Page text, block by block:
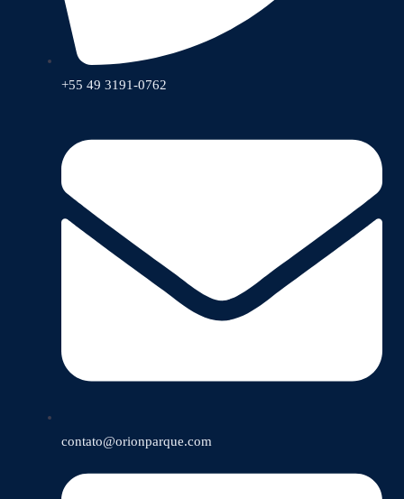
+55 49 3191-0762
contato@orionparque.com